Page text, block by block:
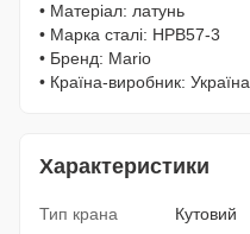
• Матеріал: латунь
• Марка сталі: HPB57-3
• Бренд: Mario
• Країна-виробник: Україна
Характеристики
Тип крана
Кутовий